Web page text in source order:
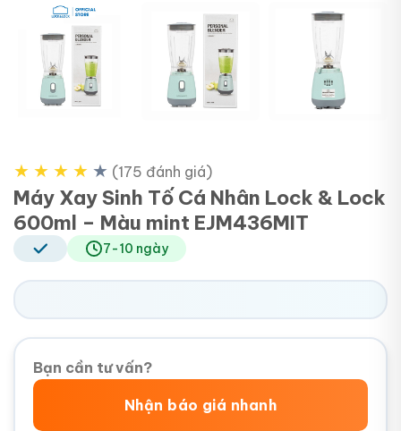
★ ★ ★ ★ ★ (175 đánh giá)
Máy Xay Sinh Tố Cá Nhân Lock & Lock
600ml – Màu mint EJM436MIT
7-10 ngày
Bạn cần tư vấn?
Nhận báo giá nhanh